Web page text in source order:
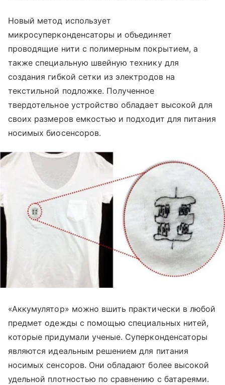
Новый метод использует
микросуперконденсаторы и объединяет
проводящие нити с полимерным покрытием, а
также специальную швейную технику для
создания гибкой сетки из электродов на
текстильной подложке. Полученное
твердотельное устройство обладает высокой для
своих размеров емкостью и подходит для питания
носимых биосенсоров.
«Аккумулятор» можно вшить практически в любой
предмет одежды с помощью специальных нитей,
которые придумали ученые. Суперконденсаторы
являются идеальным решением для питания
носимых сенсоров. Они обладают более высокой
удельной плотностью по сравнению с батареями.